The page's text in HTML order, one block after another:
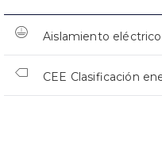
Aislamiento eléctrico
CEE Clasificación